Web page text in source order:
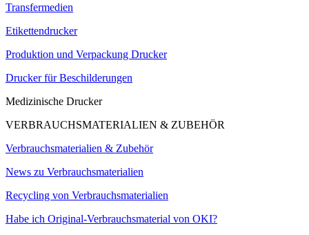
Transfermedien
Etikettendrucker
Produktion und Verpackung Drucker
Drucker für Beschilderungen
Medizinische Drucker
VERBRAUCHSMATERIALIEN & ZUBEHÖR
Verbrauchsmaterialien & Zubehör
News zu Verbrauchsmaterialien
Recycling von Verbrauchsmaterialien
Habe ich Original-Verbrauchsmaterial von OKI?